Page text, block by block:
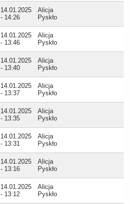
14.01.2025
- 14:26
Alicja
Pyskło
14.01.2025
- 13:46
Alicja
Pyskło
14.01.2025
- 13:40
Alicja
Pyskło
14.01.2025
- 13:37
Alicja
Pyskło
14.01.2025
- 13:35
Alicja
Pyskło
14.01.2025
- 13:31
Alicja
Pyskło
14.01.2025
- 13:16
Alicja
Pyskło
14.01.2025
- 13:12
Alicja
Pyskło